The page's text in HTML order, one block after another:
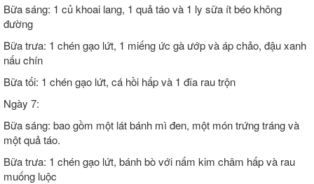
Bữa sáng: 1 củ khoai lang, 1 quả táo và 1 ly sữa ít béo không
đường
Bữa trưa: 1 chén gạo lứt, 1 miếng ức gà ướp và áp chảo, đậu xanh
nấu chín
Bữa tối: 1 chén gạo lứt, cá hồi hấp và 1 đĩa rau trộn
Ngày 7:
Bữa sáng: bao gồm một lát bánh mì đen, một món trứng tráng và
một quả táo.
Bữa trưa: 1 chén gạo lứt, bánh bò với nấm kim châm hấp và rau
muống luộc